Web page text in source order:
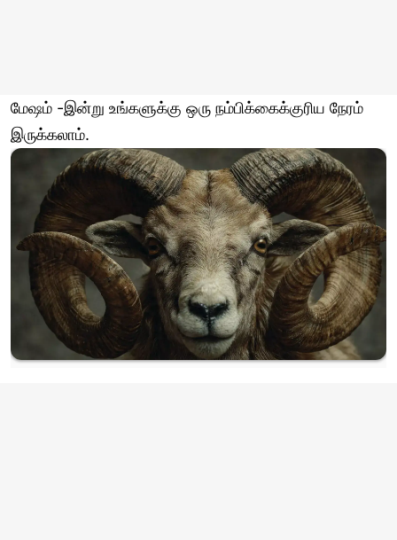
மேஷம் -இன்று உங்களுக்கு ஒரு நம்பிக்கைக்குரிய நேரம்
இருக்கலாம்.